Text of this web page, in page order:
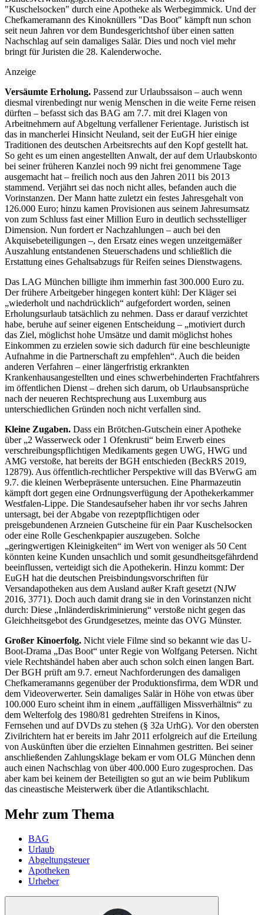
"Kuschelsocken" durch eine Apotheke als Werbegimmick. Und der
Chefkameramann des Kinoknüllers "Das Boot" kämpft nun schon
seit neun Jahren vor dem Bundesgerichtshof über einen satten
Nachschlag auf sein damaliges Salär. Dies und noch viel mehr
bringt für Juristen die 28. Kalenderwoche.
Anzeige
Versäumte Erholung. Passend zur Urlaubssaison – auch wenn
diesmal virenbedingt nur wenig Menschen in die weite Ferne reisen
dürften – befasst sich das BAG am 7.7. mit drei Klagen von
Arbeitnehmern auf Abgeltung verfallener Ferientage. Juristisch ist
das in mancherlei Hinsicht Neuland, seit der EuGH hier einige
Traditionen des deutschen Arbeitsrechts auf den Kopf gestellt hat.
So geht es um einen angestellten Anwalt, der auf dem Urlaubskonto
bei seiner früheren Kanzlei noch 99 nicht frei genommene Tage
ausgemacht hat – freilich noch aus den Jahren 2011 bis 2013
stammend. Verjährt sei das noch nicht alles, befanden auch die
Vorinstanzen. Der Mann hatte zuletzt ein festes Jahresgehalt von
126.000 Euro; hinzu kamen Provisionen aus seinem Jahresumsatz
von zum Schluss fast einer Million Euro in deutlich sechsstelliger
Dimension. Nun fordert er Nachzahlungen – auch bei den
Akquisebeteiligungen –, den Ersatz eines wegen unzeitgemäßer
Auszahlung entstandenen Steuerschadens und schließlich die
Erstattung eines Gehaltsabzugs für Reifen seines Dienstwagens.
Das LAG München billigte ihm immerhin fast 300.000 Euro zu.
Der frühere Arbeitgeber hingegen kontert kühl: Der Kläger sei
„wiederholt und nachdrücklich“ aufgefordert worden, seinen
Erholungsurlaub tatsächlich zu nehmen. Dass er darauf verzichtet
habe, beruhe auf seiner eigenen Entscheidung – „motiviert durch
das Ziel, möglichst hohe Umsätze und damit möglichst hohes
Einkommen zu erzielen sowie sich dadurch für eine beschleunigte
Aufnahme in die Partnerschaft zu empfehlen“. Auch die beiden
anderen Verfahren – einer längerfristig erkrankten
Krankenhausangestellten und eines schwerbehinderten Frachtfahrers
im öffentlichen Dienst – drehen sich darum, ob Urlaubsansprüche
nach der neueren Rechtsprechung aus Luxemburg aus
unterschiedlichen Gründen noch nicht verfallen sind.
Kleine Zugaben. Dass ein Brötchen-Gutschein einer Apotheke
über „2 Wasserweck oder 1 Ofenkrusti“ beim Erwerb eines
verschreibungspflichtigen Medikaments gegen UWG, HWG und
AMG verstoße, hat bereits der BGH entschieden (BeckRS 2019,
12879). Aus öffentlich-rechtlicher Perspektive will das BVerwG am
9.7. die kleinen Werbepräsente untersuchen. Eine Pharmazeutin
kämpft dort gegen eine Ordnungsverfügung der Apothekerkammer
Westfalen-Lippe. Die Standesaufseher haben ihr vor sechs Jahren
untersagt, bei der Abgabe von rezeptpflichtigen oder
preisgebundenen Arzneien Gutscheine für ein Paar Kuschelsocken
oder eine Rolle Geschenkpapier auszugeben. Solche
„geringwertigen Kleinigkeiten“ im Wert von weniger als 50 Cent
könnten keine Kunden unsachlich und somit gesundheitsgefährdend
beeinflussen, verteidigt sich die Apothekerin. Hinzu kommt: Der
EuGH hat die deutschen Preisbindungsvorschriften für
Versandapotheken aus dem Ausland außer Kraft gesetzt (NJW
2016, 3771). Doch auch damit drang sie in den Vorinstanzen nicht
durch: Diese „Inländerdiskriminierung“ verstoße nicht gegen das
Gleichheitsgebot des Grundgesetzes, meinte das OVG Münster.
Großer Kinoerfolg. Nicht viele Filme sind so bekannt wie das U-
Boot-Drama „Das Boot“ unter Regie von Wolfgang Petersen. Nicht
viele Rechtshändel haben aber auch schon solch einen langen Bart.
Der BGH prüft am 9.7. erneut Nachforderungen des damaligen
Chefkameramanns gegenüber der Produktionsfirma, dem WDR und
dem Videoverwerter. Sein damaliges Salär in Höhe von etwas über
100.000 Euro scheint ihm in einem „auffälligen Missverhältnis“ zu
dem Welterfolg des 1980/81 gedrehten Streifens in Kinos,
Fernsehen und auf DVDs zu stehen (§ 32a UrhG). Vor den obersten
Zivilrichtern hat er bereits im Jahr 2011 erfolgreich auf die Erteilung
von Auskünften über die erzielten Einnahmen gestritten. Bei seiner
anschließenden Zahlungsklage bekam er vom OLG München denn
auch einen Nachschlag von über 400.000 Euro zugesprochen. Das
aber kam bei keinem der Beteiligten so gut an wie beim Publikum
das cineastische Meisterwerk über die Atlantikschlacht.
Mehr zum Thema
BAG
Urlaub
Abgeltungsteuer
Apotheken
Urheber